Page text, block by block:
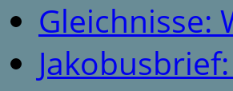
Gleichnisse: